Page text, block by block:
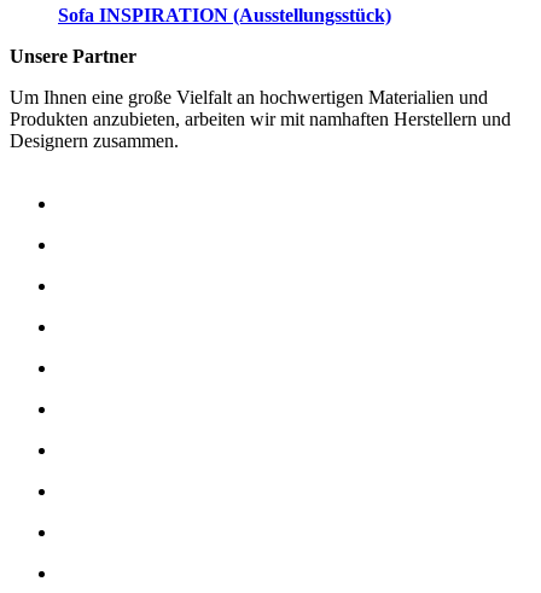
Sofa INSPIRATION (Ausstellungsstück)
Unsere Partner
Um Ihnen eine große Vielfalt an hochwertigen Materialien und
Produkten anzubieten, arbeiten wir mit namhaften Herstellern und
Designern zusammen.